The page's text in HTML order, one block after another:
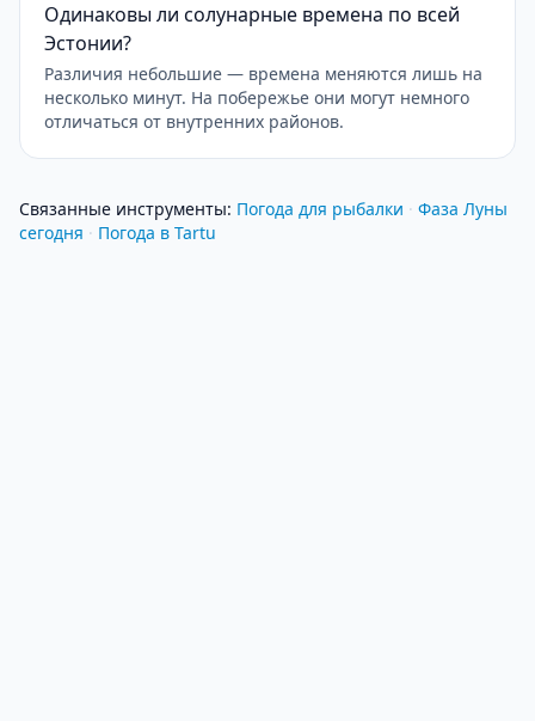
Одинаковы ли солунарные времена по всей
Эстонии?
Различия небольшие — времена меняются лишь на
несколько минут. На побережье они могут немного
отличаться от внутренних районов.
Связанные инструменты: Погода для рыбалки · Фаза Луны
сегодня · Погода в Tartu